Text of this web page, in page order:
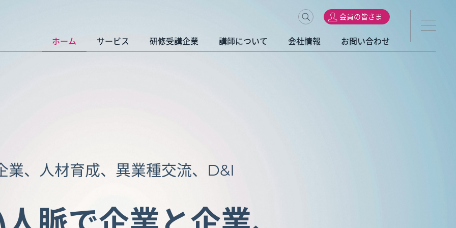
会員の皆さま
ホーム サービス 研修受講企業 講師について 会社情報 お問い合わせ
業、人材育成、異業種交流、 D&I